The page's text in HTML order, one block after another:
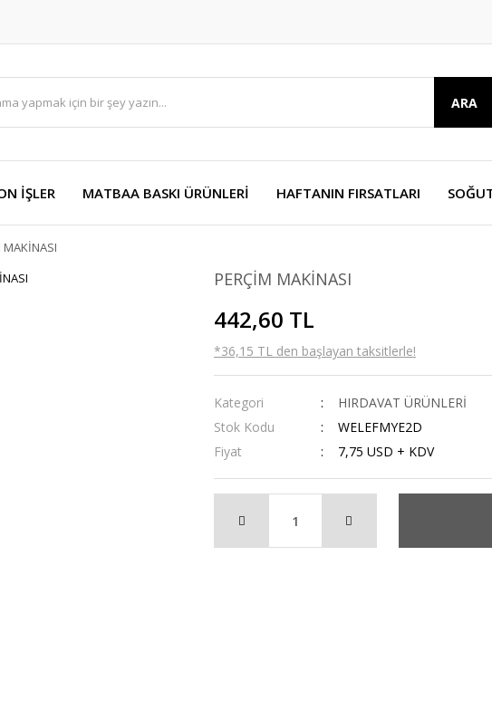
ARA
İŞLER MATBAA BASKI ÜRÜNLERİ HAFTANIN FIRSATLARI
MAKİNASI
PERÇİM MAKİNASI
442,60 TL
*36,15 TL den başlayan taksitlerle!
Kategori
HIRDAVAT ÜRÜNLERİ
Stok Kodu
WELEFMYE2D
Fiyat
7,75 USD + KDV